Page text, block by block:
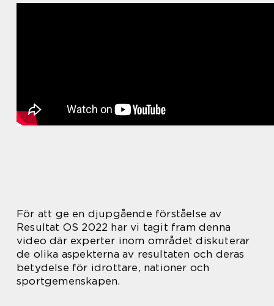
För att ge en djupgående förståelse av
Resultat OS 2022 har vi tagit fram denna
video där experter inom området diskuterar
de olika aspekterna av resultaten och deras
betydelse för idrottare, nationer och
sportgemenskapen.